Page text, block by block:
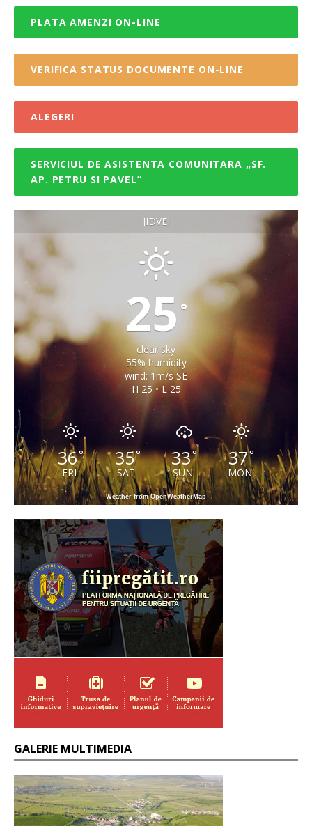
PLATA AMENZI ON-LINE
VERIFICA STATUS DOCUMENTE ON-LINE
ALEGERI
SERVICIUL DE ASISTENTA COMUNITARA „SF.
AP. PETRU SI PAVEL”
JIDVEI
25 °
clear sky
55% humidity
wind: 1m/s SE
H 25 • L 25
36°
FRI
35°
SAT
33°
SUN
37°
MON
Weather from OpenWeatherMap
GALERIE MULTIMEDIA